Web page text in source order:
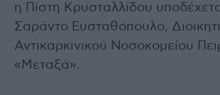
η Πίστη Κρυσταλλίδου
Σαράντο Ευσταθόπουλο,
Αντικαρκινικού Νοσοκομείου
«Μεταξά».